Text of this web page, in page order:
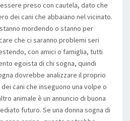
preso con cautela, dato che
dei cani che abbaiano nel vicinato.
mordendo o stanno per
che ci saranno problemi seri
con amici o famiglia, tutti
egoista di chi sogna, quindi
dovrebbe analizzare il proprio
cani che inseguono una volpe o
animale è un annuncio di buona
futuro. Se una donna sogna di